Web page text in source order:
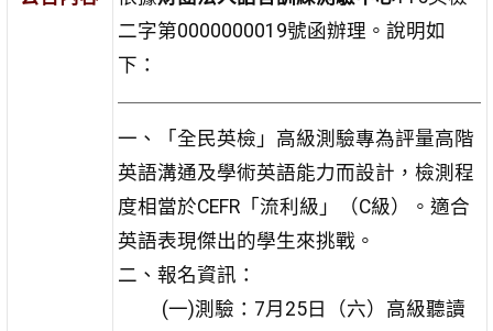
二字第0000000019號函辦理。說明如
下：
一、「全民英檢」高級測驗專為評量高階
英語溝通及學術英語能力而設計，檢測程
度相當於CEFR「流利級」（C級）。適合
英語表現傑出的學生來挑戰。
二、報名資訊：
(一)測驗：7月25日（六）高級聽讀